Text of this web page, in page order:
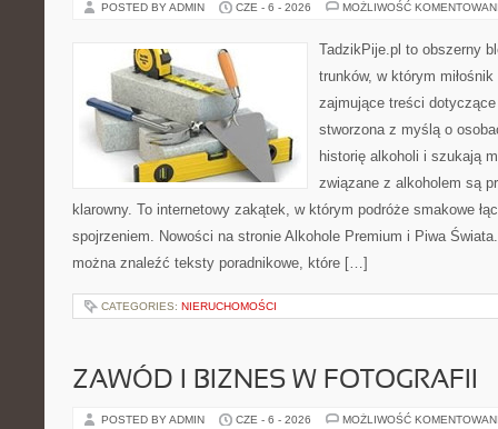
POSTED BY ADMIN CZE - 6 - 2026 MOŻLIWOŚĆ
TadzikPije.pl to obszerny
trunków, w którym
zajmujące treści
stworzona z myślą o
historię alkoholi i szukają
związane z alkoholem są
klarowny. To internetowy zakątek, w którym podróże smakowe
spojrzeniem. Nowości na stronie Alkohole Premium i Piwa
można znaleźć teksty poradnikowe, które […]
CATEGORIES: NIERUCHOMOŚCI
ZAWÓD I BIZNES W FOTOGRAFII
POSTED BY ADMIN CZE - 6 - 2026 MOŻLIWOŚĆ